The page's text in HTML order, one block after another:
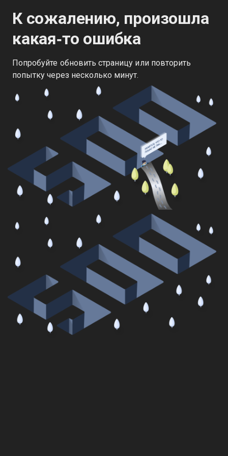
К сожалению, произошла
какая‑то ошибка
Попробуйте обновить страницу или повторить
попытку через несколько минут.